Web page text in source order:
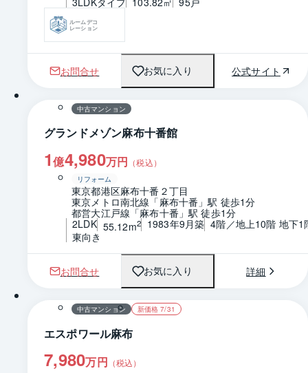
ルームデコ
レーション
お問合せ お気に入り 公式サイト
1 / 0 間取り
中古マンション
グランドメゾン麻布十番館
1億4,980万円 （税込）
リフォーム
東京都港区麻布十番２丁目
東京メトロ南北線「麻布十番」駅 徒歩1分
都営大江戸線「麻布十番」駅 徒歩1分
2LDK 55.12m2 1983年9月築 4階／地上10階 地下1
東向き
お問合せ お気に入り 詳細
1 / 0 間取り
中古マンション 新価格 7/31
エスポワール麻布
7,980万円 （税込）